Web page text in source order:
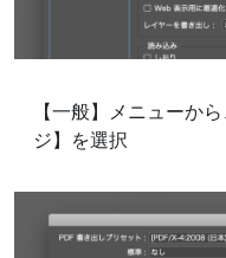
【一般】メニューか
ジ】を選択